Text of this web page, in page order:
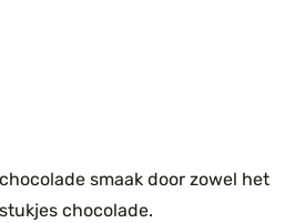
smaak door zowel het
chocolade.